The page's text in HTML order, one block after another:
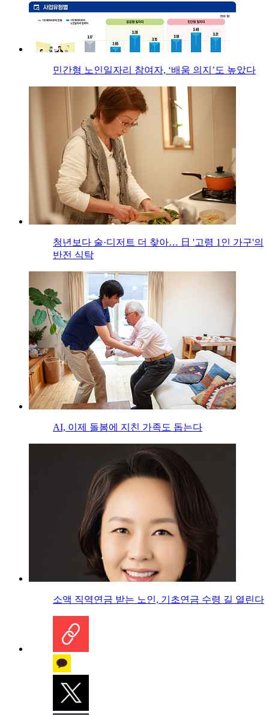
민간형 노인일자리 참여자, ‘배움 의지’도 높았다
청년보다 술·디저트 더 찾아… 日 '고령 1인 가구'의
반전 식탁
AI, 이제 돌봄에 지친 가족도 돕는다
소액 직역연금 받는 노인, 기초연금 수령 길 열린다